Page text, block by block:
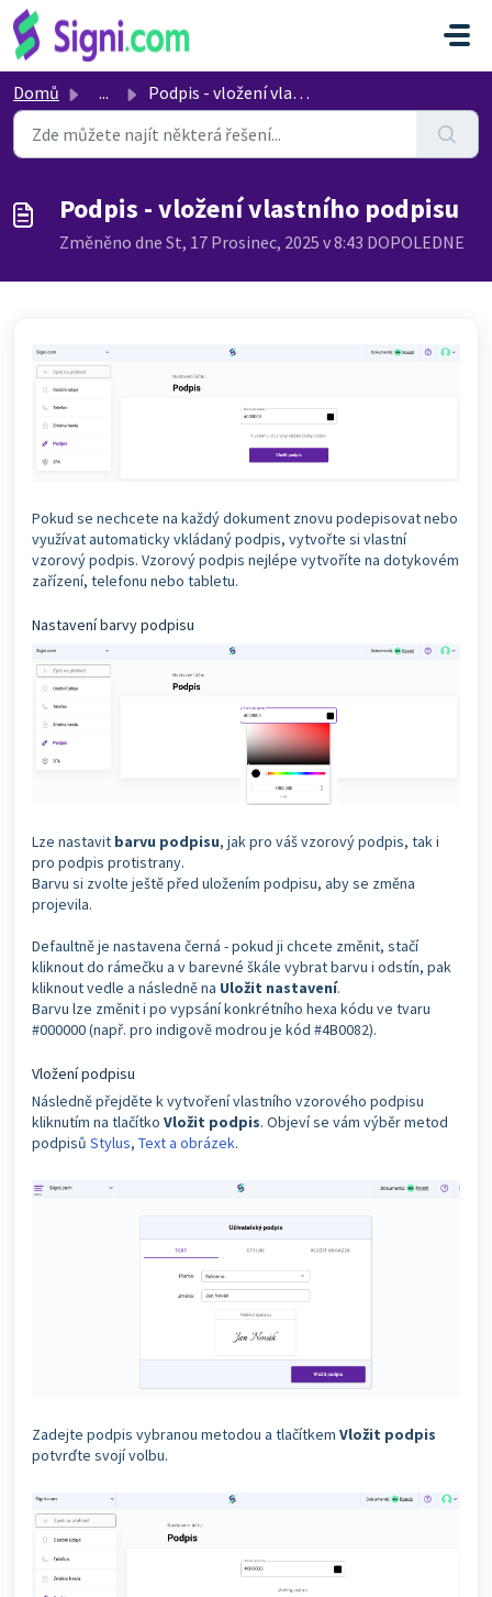
Přeskočit na hlavní obsah
Domů ... Podpis - vložení vlastního podpisu
Podpis - vložení vlastního podpisu
Změněno dne St, 17 Prosinec, 2025 v 8:43 DOPOLEDNE
Pokud se nechcete na každý dokument znovu podepisovat nebo
využívat automaticky vkládaný podpis, vytvořte si vlastní
vzorový podpis. Vzorový podpis nejlépe vytvoříte na dotykovém
zařízení, telefonu nebo tabletu.
Nastavení barvy podpisu
Lze nastavit barvu podpisu, jak pro váš vzorový podpis, tak i
pro podpis protistrany.
Barvu si zvolte ještě před uložením podpisu, aby se změna
projevila.
Defaultně je nastavena černá - pokud ji chcete změnit, stačí
kliknout do rámečku a v barevné škále vybrat barvu i odstín, pak
kliknout vedle a následně na Uložit nastavení.
Barvu lze změnit i po vypsání konkrétního hexa kódu ve tvaru
#000000 (např. pro indigově modrou je kód #4B0082).
Vložení podpisu
Následně přejděte k vytvoření vlastního vzorového podpisu
kliknutím na tlačítko Vložit podpis. Objeví se vám výběr metod
podpisů Stylus, Text a obrázek.
Zadejte podpis vybranou metodou a tlačítkem Vložit podpis
potvrďte svojí volbu.